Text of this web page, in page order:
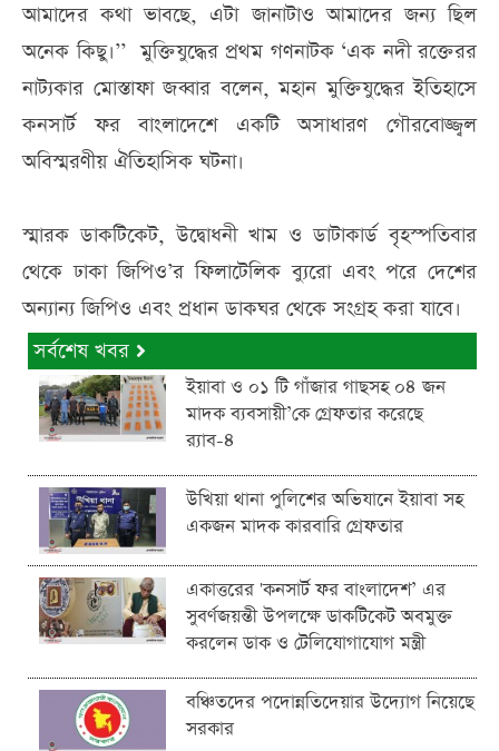
আমাদের কথা ভাবছে, এটা জানাটাও আমাদের জন্য ছিল
অনেক কিছু।’’ মুক্তিযুদ্ধের প্রথম গণনাটক ‘এক নদী রক্তেরর
নাট্যকার মোস্তাফা জব্বার বলেন, মহান মুক্তিযুদ্ধের ইতিহাসে
কনসার্ট ফর বাংলাদেশে একটি অসাধারণ গৌরবোজ্জ্বল
অবিস্মরণীয় ঐতিহাসিক ঘটনা।
স্মারক ডাকটিকেট, উদ্বোধনী খাম ও ডাটাকার্ড বৃহস্পতিবার
থেকে ঢাকা জিপিও’র ফিলাটেলিক ব্যুরো এবং পরে দেশের
অন্যান্য জিপিও এবং প্রধান ডাকঘর থেকে সংগ্রহ করা যাবে।
সর্বশেষ খবর
ইয়াবা ও ০১ টি গাঁজার গাছসহ ০৪ জন
মাদক ব্যবসায়ী’কে গ্রেফতার করেছে
র‌্যাব-৪
উখিয়া থানা পুলিশের অভিযানে ইয়াবা সহ
একজন মাদক কারবারি গ্রেফতার
একাত্তরের 'কনসার্ট ফর বাংলাদেশ’ এর
সুবর্ণজয়ন্তী উপলক্ষে ডাকটিকেট অবমুক্ত
করলেন ডাক ও টেলিযোগাযোগ মন্ত্রী
বঞ্চিতদের পদোন্নতিদেয়ার উদ্যোগ নিয়েছে
সরকার